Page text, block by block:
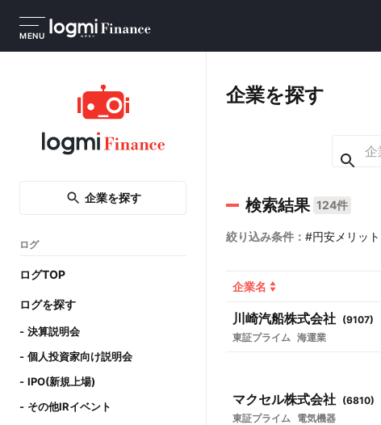
MENU
企業を探す
ログ
ログTOP
ログを探す
決算説明会
個人投資家向け説明会
IPO(新規上場)
その他IRイベント
企業を探す
検索結果 124件
絞り込み条件： #円安メリット
企業名
川崎汽船株式会社 (9107)
東証プライム 海運業
マクセル株式会社 (6810)
東証プライム 電気機器